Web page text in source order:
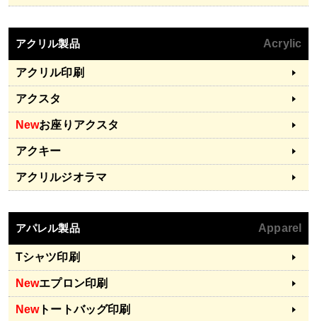
アクリル製品 Acrylic
アクリル印刷
アクスタ
Newお座りアクスタ
アクキー
アクリルジオラマ
アパレル製品 Apparel
Tシャツ印刷
Newエプロン印刷
Newトートバッグ印刷